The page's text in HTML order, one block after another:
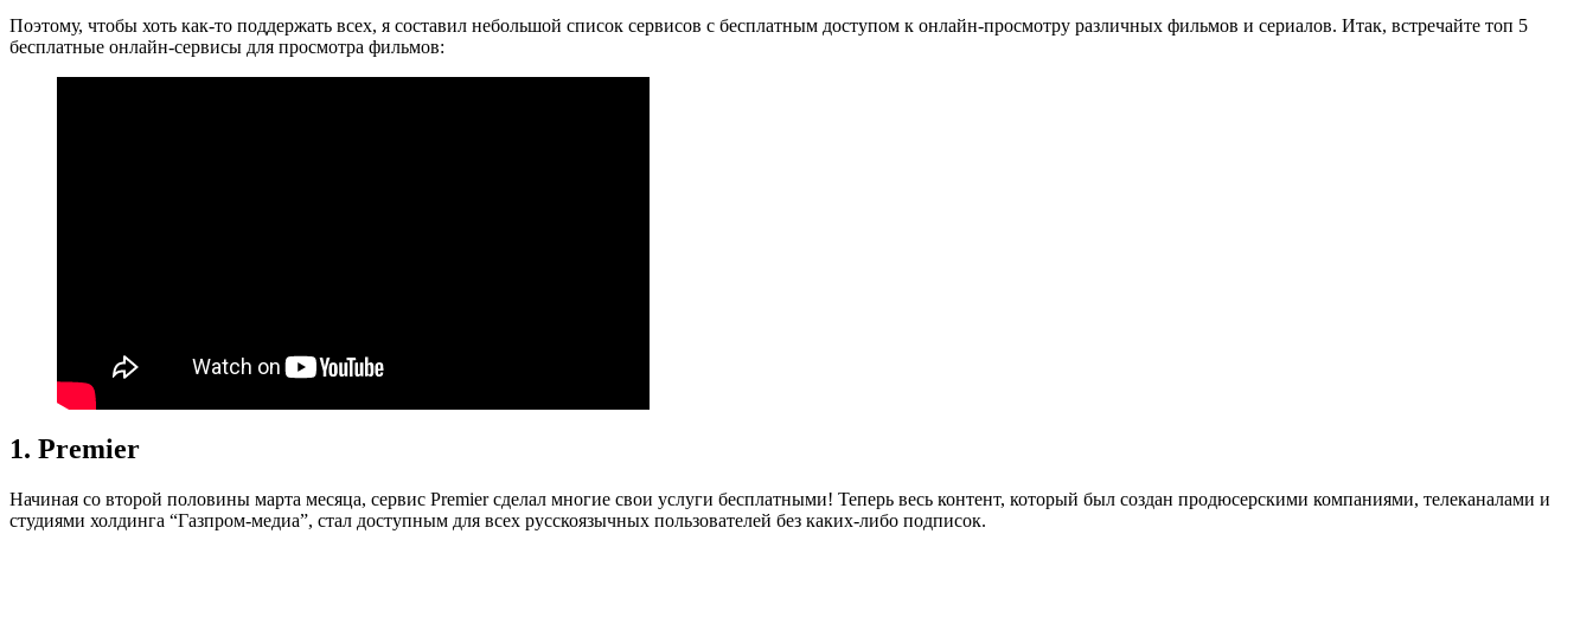
Поэтому, чтобы хоть как-то поддержать всех, я составил небольшой список сервисов с бесплатным доступом к онлайн-просмотру различных фильмов и сериалов. Итак, встречайте топ 5
бесплатные онлайн-сервисы для просмотра фильмов:
1. Premier
Начиная со второй половины марта месяца, сервис Premier сделал многие свои услуги бесплатными! Теперь весь контент, который был создан продюсерскими компаниями, телеканалами и
студиями холдинга “Газпром-медиа”, стал доступным для всех русскоязычных пользователей без каких-либо подписок.